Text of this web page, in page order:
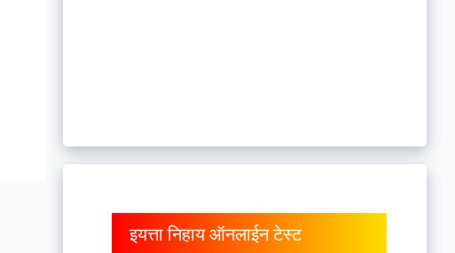
इयत्ता निहाय ऑनलाईन टेस्ट